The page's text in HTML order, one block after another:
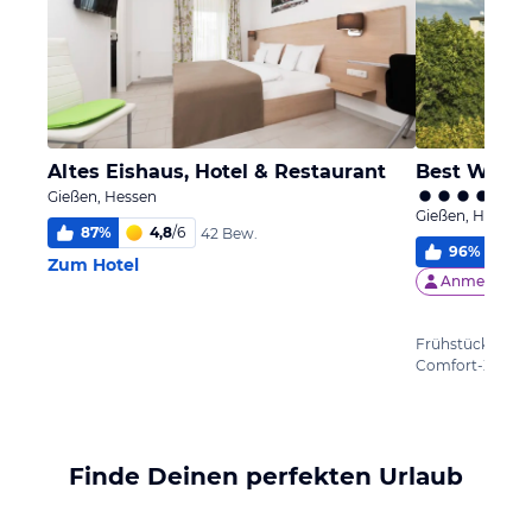
Altes Eishaus, Hotel & Restaurant
Gießen, Hessen
87% 4,8/6 42 Bew.
Zum Hotel
Gießen, Hessen
96%
Anmelden &
Frühstück
Finde Deinen perfekten Urlaub